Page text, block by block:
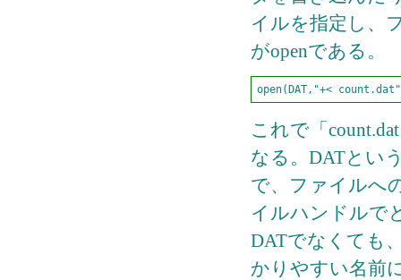
イルを指定し、
がopenである。
open(DAT,"+<
これで「
なる。DATとい
で、ファイルへ
イルハンドルで
DATでなくても
かりやすい名前